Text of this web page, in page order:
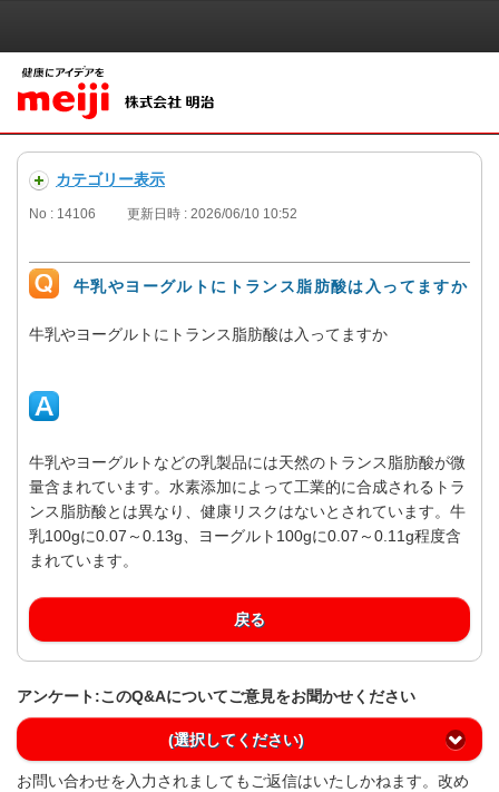
カテゴリー表示
No : 14106 更新日時 : 2026/06/10 10:52
牛乳やヨーグルトにトランス脂肪酸は入ってますか
牛乳やヨーグルトにトランス脂肪酸は入ってますか
牛乳やヨーグルトなどの乳製品には天然のトランス脂肪酸が微
量含まれています。水素添加によって工業的に合成されるトラ
ンス脂肪酸とは異なり、健康リスクはないとされています。牛
乳100gに0.07～0.13g、ヨーグルト100gに0.07～0.11g程度含
まれています。
戻る
アンケート:このQ&Aについてご意見をお聞かせください
(選択してください)
お問い合わせを入力されましてもご返信はいたしかねます。改め